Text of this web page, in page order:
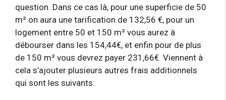
question. Dans ce cas là, pour une superficie de 50
m² on aura une tarification de 132,56 €, pour un
logement entre 50 et 150 m² vous aurez à
débourser dans les 154,44€, et enfin pour de plus
de 150 m² vous devrez payer 231,66€. Viennent à
cela s’ajouter plusieurs autres frais additionnels
qui sont les suivants: